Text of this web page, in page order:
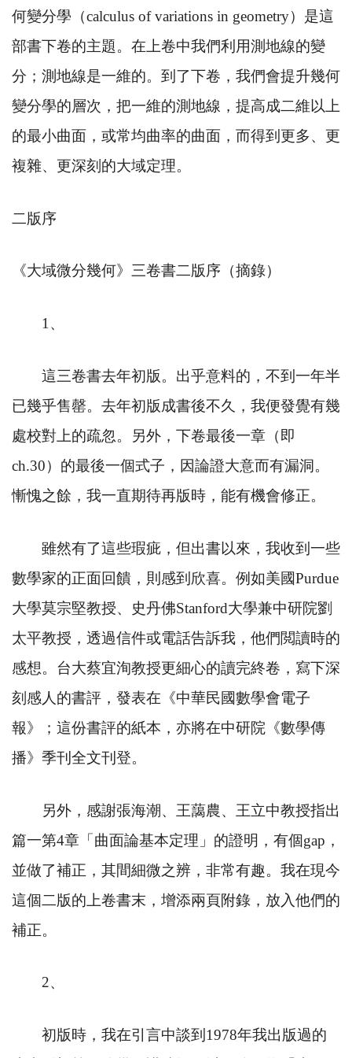
何變分學（calculus of variations in geometry）是這
部書下卷的主題。在上卷中我們利用測地線的變
分；測地線是一維的。到了下卷，我們會提升幾何
變分學的層次，把一維的測地線，提高成二維以上
的最小曲面，或常均曲率的曲面，而得到更多、更
複雜、更深刻的大域定理。
二版序
《大域微分幾何》三卷書二版序（摘錄）
1 、
這三卷書去年初版。出乎意料的，不到一年半
已幾乎售罄。去年初版成書後不久，我便發覺有幾
處校對上的疏忽。另外，下卷最後一章（即
ch.30）的最後一個式子，因論證大意而有漏洞。
慚愧之餘，我一直期待再版時，能有機會修正。
雖然有了這些瑕疵，但出書以來，我收到一些
數學家的正面回饋，則感到欣喜。例如美國Purdue
大學莫宗堅教授、史丹佛Stanford大學兼中研院劉
太平教授，透過信件或電話告訴我，他們閲讀時的
感想。台大蔡宜洵教授更細心的讀完終卷，寫下深
刻感人的書評，發表在《中華民國數學會電子
報》；這份書評的紙本，亦將在中研院《數學傳
播》季刊全文刊登。
另外，感謝張海潮、王藹農、王立中教授指出
篇一第4章「曲面論基本定理」的證明，有個gap ，
並做了補正，其間細微之辨，非常有趣。我在現今
這個二版的上卷書末，增添兩頁附錄，放入他們的
補正。
2、
初版時，我在引言中談到 1978年我出版過的